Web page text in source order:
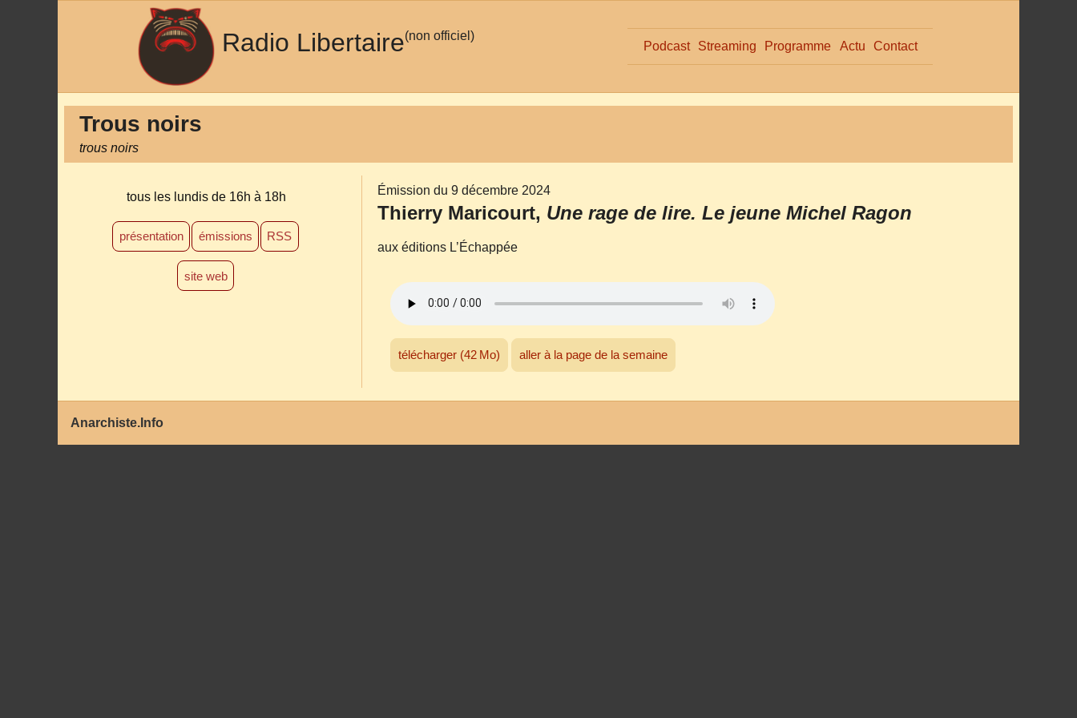
Radio Libertaire(non officiel)
Podcast Streaming Programme Actu Contact
Trous noirs
trous noirs
tous les lundis de 16h à 18h
présentation émissions RSS
site web
Émission du 9 décembre 2024
Thierry Maricourt, Une rage de lire. Le jeune Michel Ragon
aux éditions L’Échappée
télécharger (42 Mo) aller à la page de la semaine
Anarchiste.Info